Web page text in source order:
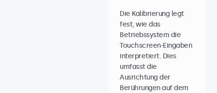
Die Kalibrierung legt
fest, wie das
Betriebssystem die
Touchscreen-Eingaben
interpretiert. Dies
umfasst die
Ausrichtung der
Berührungen auf dem